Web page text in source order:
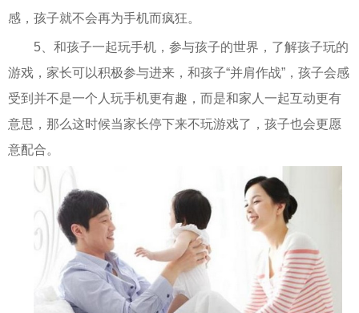
感，孩子就不会再为手机而疯狂。
5、和孩子一起玩手机，参与孩子的世界，了解孩子玩的
游戏，家长可以积极参与进来，和孩子“并肩作战”，孩子会感
受到并不是一个人玩手机更有趣，而是和家人一起互动更有
意思，那么这时候当家长停下来不玩游戏了，孩子也会更愿
意配合。